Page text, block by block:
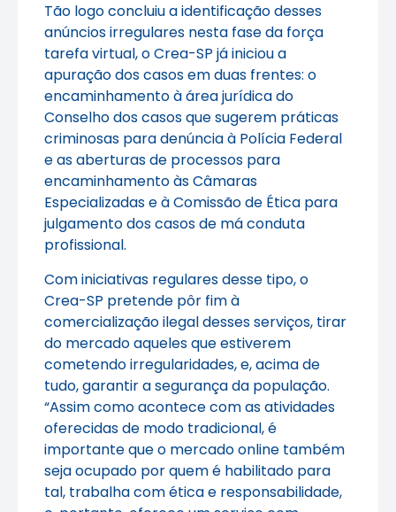
Tão logo concluiu a identificação desses
anúncios irregulares nesta fase da força
tarefa virtual, o Crea-SP já iniciou a
apuração dos casos em duas frentes: o
encaminhamento à área jurídica do
Conselho dos casos que sugerem práticas
criminosas para denúncia à Polícia Federal
e as aberturas de processos para
encaminhamento às Câmaras
Especializadas e à Comissão de Ética para
julgamento dos casos de má conduta
profissional.
Com iniciativas regulares desse tipo, o
Crea-SP pretende pôr fim à
comercialização ilegal desses serviços, tirar
do mercado aqueles que estiverem
cometendo irregularidades, e, acima de
tudo, garantir a segurança da população.
“Assim como acontece com as atividades
oferecidas de modo tradicional, é
importante que o mercado online também
seja ocupado por quem é habilitado para
tal, trabalha com ética e responsabilidade,